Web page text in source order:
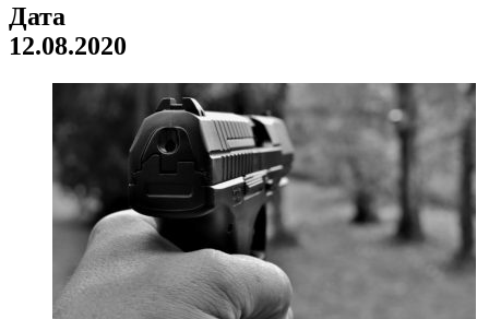
Дата
12.08.2020